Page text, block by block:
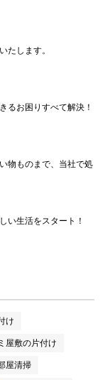
たします。
るお困りすべて解決！
物ものまで、当社で処
い生活をスタート！
け
屋敷の片付け
屋清掃